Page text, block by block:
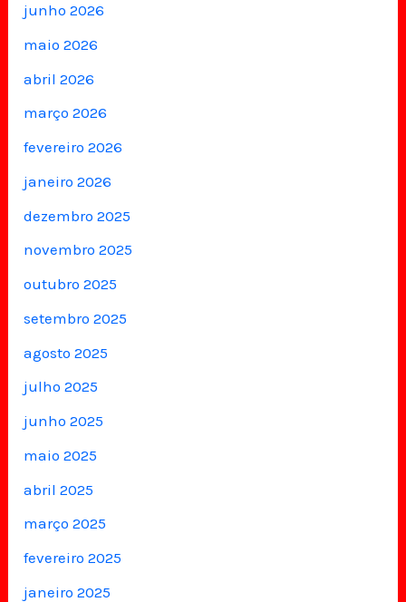
junho 2026
maio 2026
abril 2026
março 2026
fevereiro 2026
janeiro 2026
dezembro 2025
novembro 2025
outubro 2025
setembro 2025
agosto 2025
julho 2025
junho 2025
maio 2025
abril 2025
março 2025
fevereiro 2025
janeiro 2025